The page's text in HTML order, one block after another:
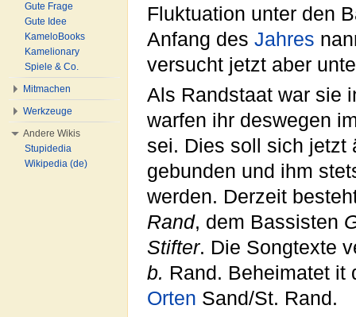
Fluktuation unter den
Anfang des Jahres
versucht jetzt aber
Als Randstaat war sie
warfen ihr deswegen
sei. Dies soll sich jetzt
gebunden und ihm
werden. Derzeit
Rand, dem Bassisten
Stifter. Die Songtexte
b. Rand. Beheimatet
Orten Sand/St. Rand.
Gute Frage
Gute Idee
KameloBooks
Kamelionary
Spiele & Co.
Mitmachen
Werkzeuge
Andere Wikis
Stupidedia
Wikipedia (de)